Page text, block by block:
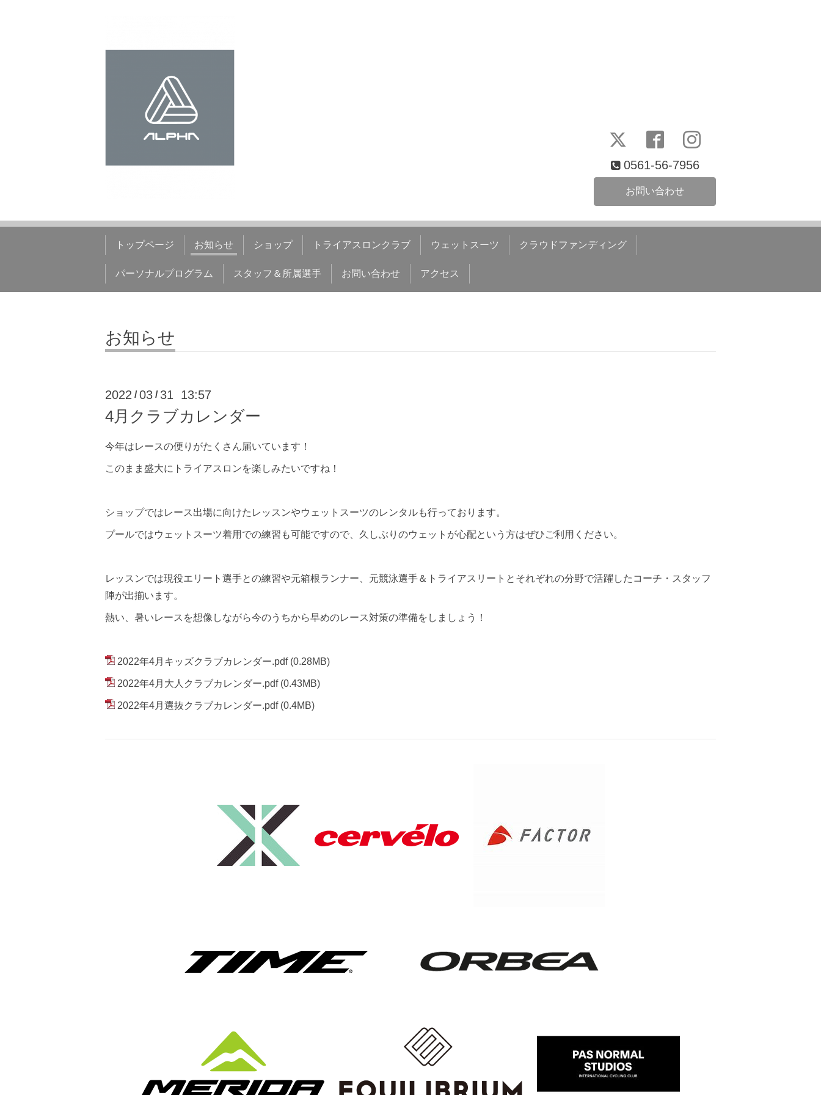
0561-56-7956
お問い合わせ
トップページ お知らせ ショップ トライアスロンクラブ ウェットスーツ クラウドファンディング
パーソナルプログラム スタッフ＆所属選手 お問い合わせ アクセス
お知らせ
2022 /03 / 31 13:57
4月クラブカレンダー
今年はレースの便りがたくさん届いています！
このまま盛大にトライアスロンを楽しみたいですね！
ショップではレース出場に向けたレッスンやウェットスーツのレンタルも行っております。
プールではウェットスーツ着用での練習も可能ですので、久しぶりのウェットが心配という方はぜひご利用ください。
レッスンでは現役エリート選手との練習や元箱根ランナー、元競泳選手＆トライアスリートとそれぞれの分野で活躍したコーチ・スタッフ
陣が出揃います。
熱い、暑いレースを想像しながら今のうちから早めのレース対策の準備をしましょう！
2022年4月キッズクラブカレンダー.pdf (0.28MB)
2022年4月大人クラブカレンダー.pdf (0.43MB)
2022年4月選抜クラブカレンダー.pdf (0.4MB)